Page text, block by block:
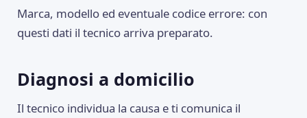
Marca, modello ed eventuale codice errore: con
questi dati il tecnico arriva preparato.
Diagnosi a domicilio
Il tecnico individua la causa e ti comunica il